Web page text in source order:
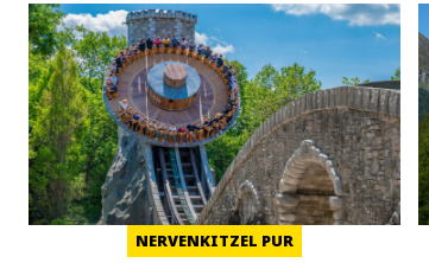
NERVENKITZEL PUR